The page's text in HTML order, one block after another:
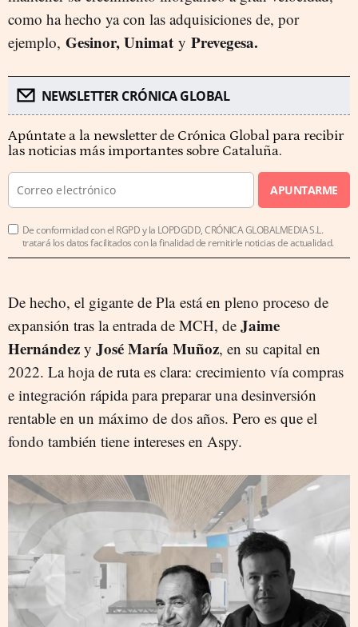
como ha hecho ya con las adquisiciones de, por
ejemplo, Gesinor, Unimat y Prevegesa.
NEWSLETTER CRÓNICA GLOBAL
Apúntate a la newsletter de Crónica Global para recibir
las noticias más importantes sobre Cataluña.
APUNTARME
De conformidad con el RGPD y la LOPDGDD, CRÓNICA GLOBALMEDIA S.L.
tratará los datos facilitados con la finalidad de remitirle noticias de actualidad.
De hecho, el gigante de Pla está en pleno proceso de
expansión tras la entrada de MCH, de Jaime
Hernández y José María Muñoz, en su capital en
2022. La hoja de ruta es clara: crecimiento vía compras
e integración rápida para preparar una desinversión
rentable en un máximo de dos años. Pero es que el
fondo también tiene intereses en Aspy.